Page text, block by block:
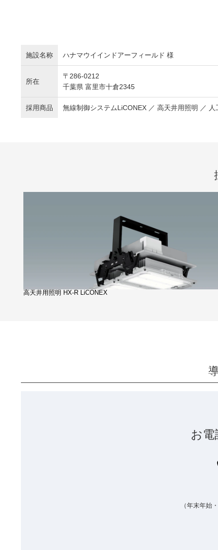
施設名称 ハナマウイインドアーフィールド 様
所在
〒286-0212
千葉県 富里市十倉2345
採用商品 無線制御システムLiCONEX ／ 高天井用照明 ／ 人
高天井用照明 HX-R LiCONEX
お
（年末年始